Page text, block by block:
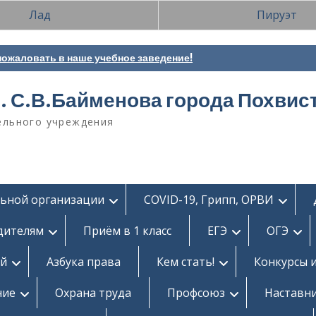
Лад Пируэт
в наше учебное заведение!
С.В.Байменова города
учреждения
организации COVID-19, Грипп, ОРВИ
Приём в 1 класс ЕГЭ
ОГЭ
Азбука права Кем стать!
Конкурсы
Охрана труда Профсоюз